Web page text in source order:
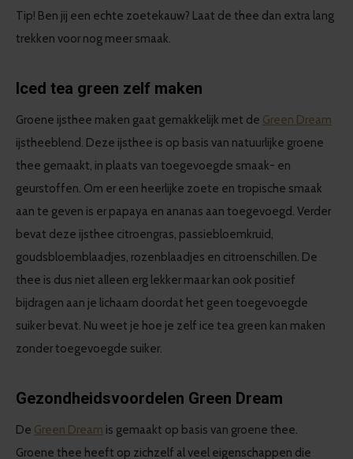
Tip! Ben jij een echte zoetekauw? Laat de thee dan extra lang
trekken voor nog meer smaak.
Iced tea green zelf maken
Groene ijsthee maken gaat gemakkelijk met de Green Dream
ijstheeblend. Deze ijsthee is op basis van natuurlijke groene
thee gemaakt, in plaats van toegevoegde smaak- en
geurstoffen. Om er een heerlijke zoete en tropische smaak
aan te geven is er papaya en ananas aan toegevoegd. Verder
bevat deze ijsthee citroengras, passiebloemkruid,
goudsbloemblaadjes, rozenblaadjes en citroenschillen. De
thee is dus niet alleen erg lekker maar kan ook positief
bijdragen aan je lichaam doordat het geen toegevoegde
suiker bevat. Nu weet je hoe je zelf ice tea green kan maken
zonder toegevoegde suiker.
Gezondheidsvoordelen Green Dream
De Green Dream is gemaakt op basis van groene thee.
Groene thee heeft op zichzelf al veel eigenschappen die